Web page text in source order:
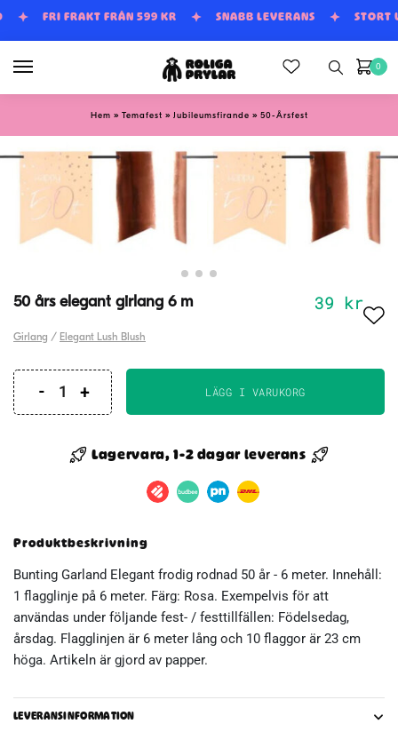
Skip
Skip
FRI FRAKT FRÅN 599 KR SNABB LEVERANS STORT
0
Hem » Temafest » Jubileumsfirande » 50-Årsfest
50 års elegant girlang 6 m 39 kr
Girlang / Elegant Lush Blush
50
elegant
girlang
LÄGG I VARUKORG
Lagervara, 1-2 dagar leverans
Produktbeskrivning
Bunting Garland Elegant frodig rodnad 50 år - 6 meter. Innehåll:
1 flagglinje på 6 meter. Färg: Rosa. Exempelvis för att
användas under följande fest- / festtillfällen: Födelsedag,
årsdag. Flagglinjen är 6 meter lång och 10 flaggor är 23 cm
höga. Artikeln är gjord av papper.
LEVERANSINFORMATION